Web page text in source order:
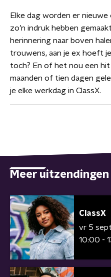
Elke dag worden er
zo’n indruk hebben
herinnering naar boven
trouwens, aan je ex hoeft
toch? En of het nou een hit
maanden of tien dagen
je elke werkdag in ClassX.
Meer uitzendingen
ClassX
vr 5
10:00 -